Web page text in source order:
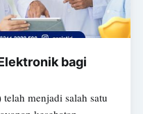
bagi
menjadi salah satu